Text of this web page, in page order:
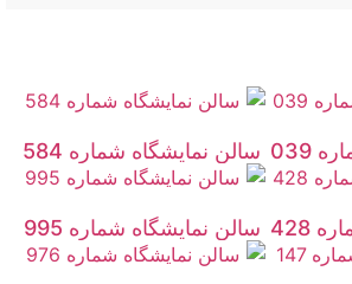
039 سالن نمایشگاه شماره 584
428 سالن نمایشگاه شماره 995